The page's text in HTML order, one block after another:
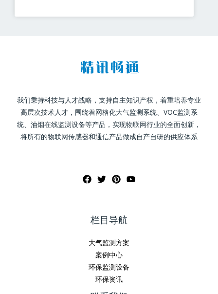
我们秉持科技与人才战略，支持自主知识产权，着重培养专业
高层次技术人才，围绕着网格化大气监测系统、VOC监测系
统、油烟在线监测设备等产品，实现物联网行业的全面创新，
将所有的物联网传感器和通信产品做成自产自研的供应体系
栏目导航
大气监测方案
案例中心
环保监测设备
环保资讯